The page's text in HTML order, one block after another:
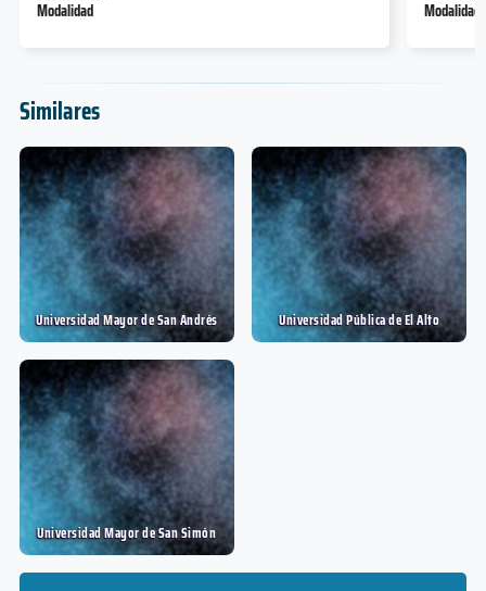
Modalidad Modalidad
Similares
Universidad Mayor de San Andrés Universidad Pública de El Alto
Universidad Mayor de San Simón